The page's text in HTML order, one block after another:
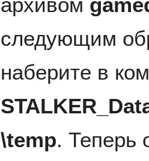
следующим
наберите в
\temp. Теперь